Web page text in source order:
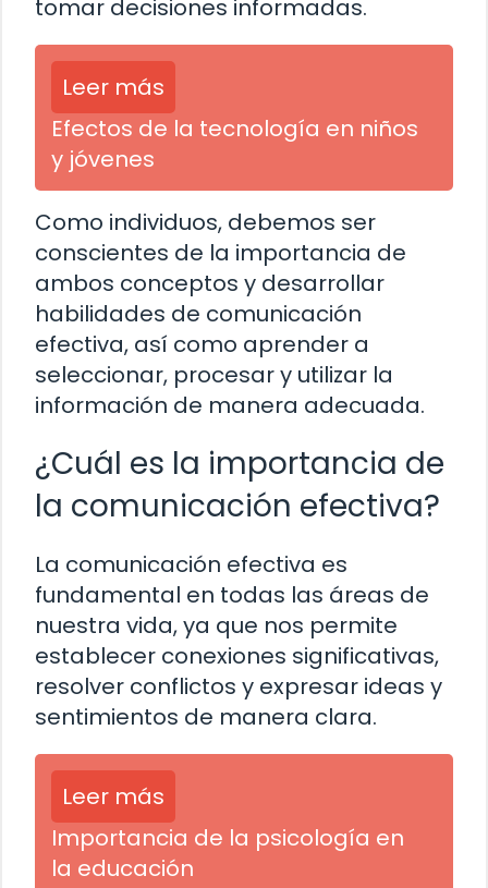
tomar decisiones informadas.
Leer más
Efectos de la tecnología en niños
y jóvenes
Como individuos, debemos ser
conscientes de la importancia de
ambos conceptos y desarrollar
habilidades de comunicación
efectiva, así como aprender a
seleccionar, procesar y utilizar la
información de manera adecuada.
¿Cuál es la importancia de
la comunicación efectiva?
La comunicación efectiva es
fundamental en todas las áreas de
nuestra vida, ya que nos permite
establecer conexiones significativas,
resolver conflictos y expresar ideas y
sentimientos de manera clara.
Leer más
Importancia de la psicología en
la educación